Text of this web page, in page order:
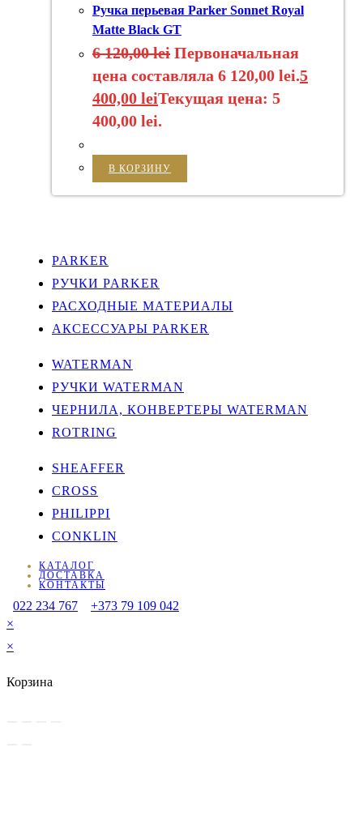
Ручка перьевая Parker Sonnet Royal
Matte Black GT
6 120,00lei Первоначальная
цена составляла 6 120,00 lei.5
400,00 leiТекущая цена: 5
400,00 lei.
В КОРЗИНУ
PARKER
РУЧКИ PARKER
РАСХОДНЫЕ МАТЕРИАЛЫ
АКСЕССУАРЫ PARKER
WATERMAN
РУЧКИ WATERMAN
ЧЕРНИЛА, КОНВЕРТЕРЫ WATERMAN
ROTRING
SHEAFFER
CROSS
PHILIPPI
CONKLIN
КАТАЛОГ
ДОСТАВКА
КОНТАКТЫ
022 234 767
+373 79 109 042
×
×
Корзина